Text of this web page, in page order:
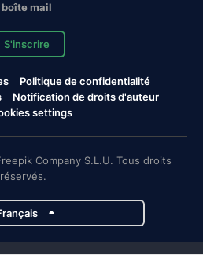
boîte mail
S'inscrire
Politique de confidentialité
Notification de droits d'auteur
settings
Company S.L.U. Tous droits
réservés.